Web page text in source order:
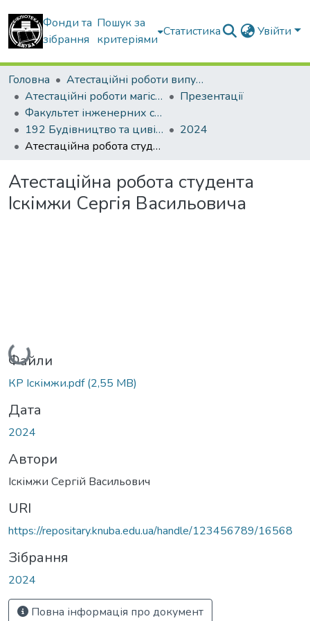
Фонди та
зібрання
Пошук за
критеріями
Статистика Увійти
Головна
Атестаційні роботи випускників
Атестаційні роботи магістрів
Презентації
Факультет інженерних систем та екології
192 Будівництво та цивільна інженерія. Теплогазопостачання і вентиляція
2024
Атестаційна робота студента Іскімжи Сергія Васильовича
Атестаційна робота студента
Іскімжи Сергія Васильовича
Вантажиться...
Файли
КР Іскімжи.pdf(2,55 MB)
Дата
2024
Автори
Іскімжи Сергій Васильович
URI
https://repositary.knuba.edu.ua/handle/123456789/16568
Зібрання
2024
Повна інформація про документ